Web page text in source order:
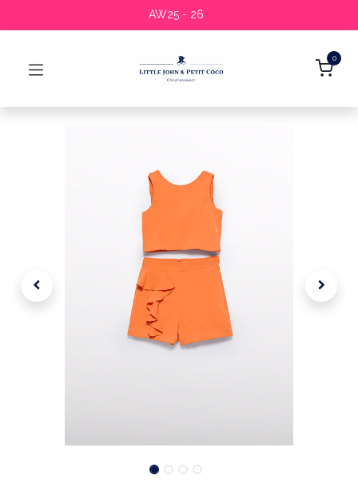
AW25 - 26
0